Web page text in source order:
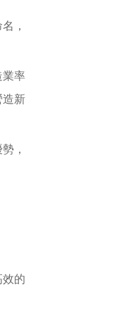
，
業率
造新
，
的